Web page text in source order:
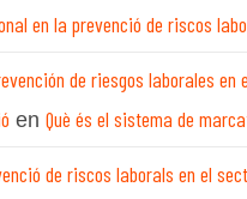
en la prevenció de riscos
de riesgos laborales en
enQuè és el sistema de
de riscos laborals en el